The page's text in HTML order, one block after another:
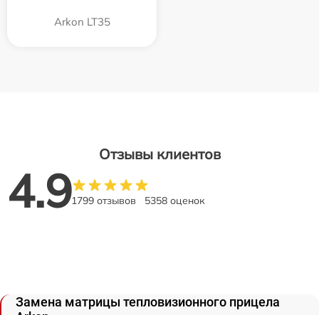
Arkon LT35
Отзывы клиентов
4.91799 отзывов 5358 оценок
Замена матрицы тепловизионного прицела